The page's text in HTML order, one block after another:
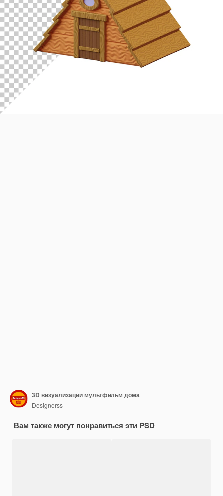
3D визуализации мультфильм дома
Designerss
Вам также могут понравиться эти PSD